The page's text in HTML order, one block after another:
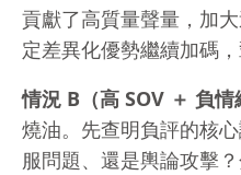
貢獻了高質量聲量，加
定差異化優勢繼續加碼，
情況 B（高 SOV ＋ 負情
燒油。先查明負評的核
服問題、還是輿論攻擊